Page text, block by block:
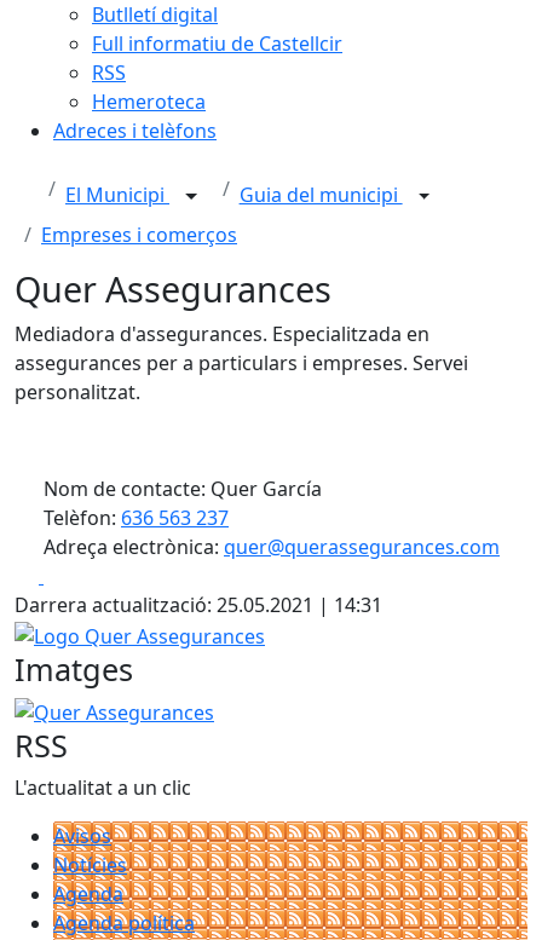
Butlletí digital
Full informatiu de Castellcir
RSS
Hemeroteca
Adreces i telèfons
El Municipi
Guia del municipi
Empreses i comerços
Quer Assegurances
Mediadora d'assegurances. Especialitzada en
assegurances per a particulars i empreses. Servei
personalitzat.
Nom de contacte: Quer García
Telèfon: 636 563 237
Adreça electrònica: quer@querassegurances.com
Darrera actualització: 25.05.2021 | 14:31
Logo Quer Assegurances
Imatges
Quer Assegurances
RSS
L'actualitat a un clic
Avisos
Notícies
Agenda
Agenda política